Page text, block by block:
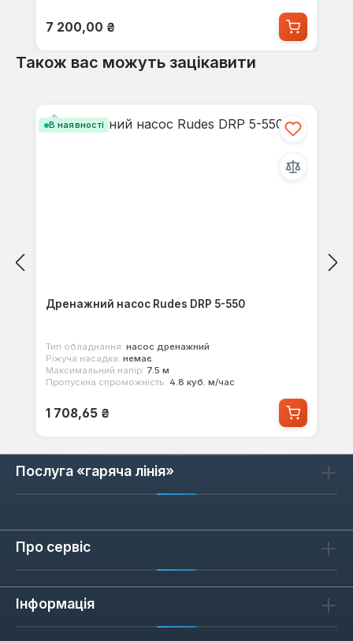
Звичайна ціна:
7 200,00 ₴
Також вас можуть зацікавити
В наявності
Дренажний насос Rudes DRP 5-550
Тип обладнання: насос дренажний
Ріжуча насадка: немає
Максимальний напір: 7.5 м
Пропускна спроможність: 4.8 куб. м/час
Звичайна ціна:
1 708,65 ₴
Послуга «гаряча лінія»
Про сервіс
Інформація